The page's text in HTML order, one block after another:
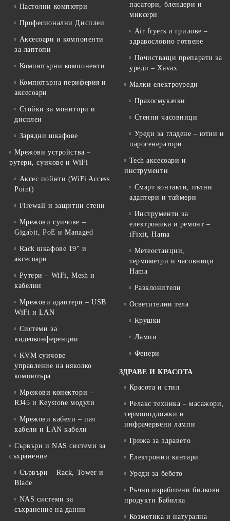
Настолни компютри
Професионални Дисплеи
Аксесоари и компоненти
за лаптопи
Компютърни компоненти
Компютърна периферия и
аксесоари
Стойки за монитори и
дисплеи
Зарядни шкафове
Мрежови устройства –
рутери, суичове и WiFi
Аксес пойнти (WiFi Access
Point)
Firewall и защитни стени
Мрежови суичове –
Gigabit, PoE и Managed
Rack шкафове 19" и
аксесоари
Рутери – WiFi, Mesh и
кабелни
Мрежови адаптери – USB
WiFi и LAN
Системи за
видеоконференции
KVM суичове –
управление на няколко
компютъра
Мрежови конектори –
RJ45 и Keystone модули
Мрежови кабели – пач
кабели и LAN кабели
Сървъри и NAS системи за
съхранение
Сървъри – Rack, Tower и
Blade
NAS системи за
съхранение на данни
пасатори, блендери и
миксери
Air fryers и грилове –
здравословно готвене
Почистващи препарати за
уреди – Xavax
Малки електроуреди
Прахосмукачки
Стенни часовници
Уреди за гладене – ютии и
парогенератори
Tech аксесоари и
инструменти
Смарт контакти, пътни
адаптери и таймери
Инструменти за
електроника и ремонт –
iFixit, Hama
Метеостанции,
термометри и часовници
Hama
Разклонители
Осветителни тела
Крушки
Лампи
Фенери
ЗДРАВЕ И КРАСОТА
Красота и стил
Релакс техника – масажори,
термоподложки и
инфрачервени лампи
Грижа за здравето
Електронни кантари
Уреди за бебето
Ръчно изработени билкови
продукти Бабилка
Козметика и натурална